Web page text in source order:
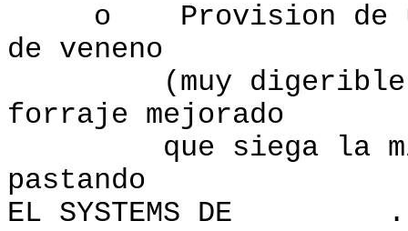
o Provision de un
de veneno
(muy digerible)
forraje mejorado
que siega la mies
pastando
EL SYSTEMS DE .